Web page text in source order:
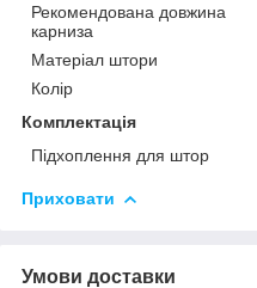
Рекомендована довжина
карниза
Матеріал штори
Колір
Комплектація
Підхоплення для штор
Приховати
Умови доставки